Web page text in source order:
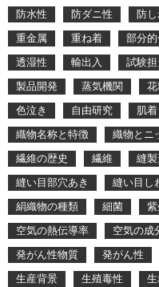
防水性
防ダニ性 防
重金属
重ね着 部分
透湿性
輸出入 試験
製品開発
蒸気機関
色泣き
自由研究 肌着
織物名称と特徴
織物とニ
繊維の歴史
繊維 縫
縫い目部穴あき
縫い目し
絹織物の種類
細菌
空気の熱伝導率
空気の成
発がん性物質
発がん性
生産背景
生殖毒性